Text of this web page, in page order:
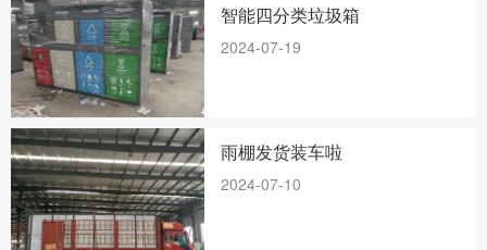
智能四分类垃圾箱
2024-07-19
雨棚发货装车啦
2024-07-10